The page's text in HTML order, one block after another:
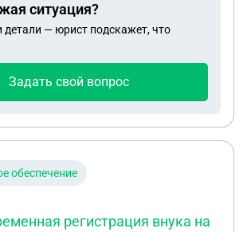
мне добиться чтобы его
ситуация?
детали — юрист подскажет, что
Задать свой вопрос
обеспечение
регистрация внука на